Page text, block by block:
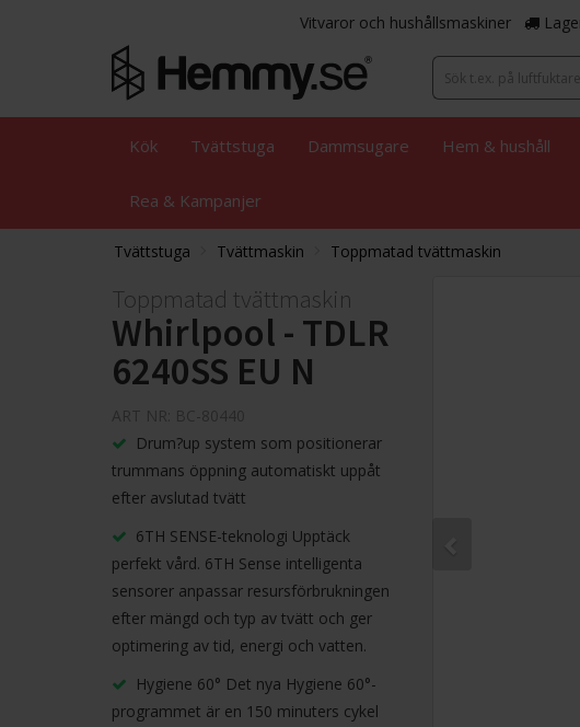
Vitvaror och hushållsmaskiner
Kök Tvättstuga Dammsugare Hem & hushåll
Rea & Kampanjer
Tvättstuga Tvättmaskin Toppmatad tvättmaskin
Toppmatad tvättmaskin
Whirlpool - TDLR
6240SS EU N
Drum?up system som positionerar
trummans öppning automatiskt uppåt
efter avslutad tvätt
6TH SENSE-teknologi Upptäck
perfekt vård. 6TH Sense intelligenta
sensorer anpassar resursförbrukningen
efter mängd och typ av tvätt och ger
optimering av tid, energi och vatten.
Hygiene 60° Det nya Hygiene 60°-
programmet är en 150 minuters cykel